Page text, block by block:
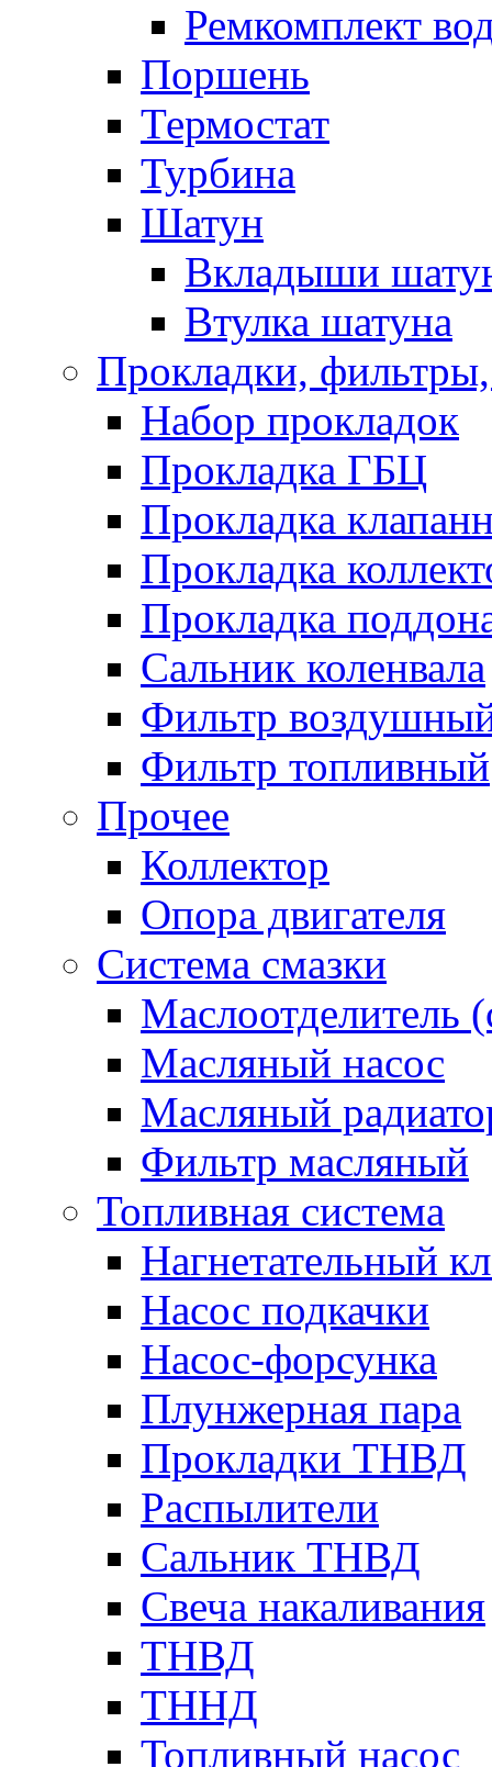
Ремкомплект
Поршень
Термостат
Турбина
Шатун
Вкладыши
Втулка шатуна
Прокладки,
Набор прокладок
Прокладка ГБЦ
Прокладка
Прокладка
Прокладка
Сальник коленвала
Фильтр
Фильтр топливный
Прочее
Коллектор
Опора двигателя
Система смазки
Маслоотделитель
Масляный насос
Масляный
Фильтр масляный
Топливная система
Нагнетательный
Насос подкачки
Насос-форсунка
Плунжерная пара
Прокладки ТНВД
Распылители
Сальник ТНВД
Свеча накаливания
ТНВД
ТННД
Топливный насос